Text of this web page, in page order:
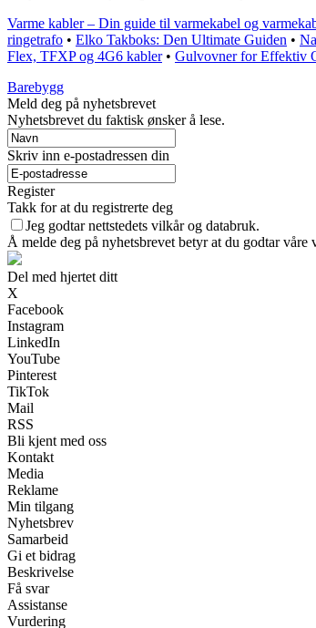
Varme kabler – Din guide til varmekabel og
ringetrafo • Elko Takboks: Den Ultimate Guiden •
Flex, TFXP og 4G6 kabler• Gulvovner for Effektiv
Barebygg
Meld deg på nyhetsbrevet
Nyhetsbrevet du faktisk ønsker å lese.
Skriv inn e-postadressen din
Register
Takk for at du registrerte deg
Jeg godtar nettstedets vilkår og databruk.
Å melde deg på nyhetsbrevet betyr at du godtar
Del med hjertet ditt
X
Facebook
Instagram
LinkedIn
YouTube
Pinterest
TikTok
Mail
RSS
Bli kjent med oss
Kontakt
Media
Reklame
Min tilgang
Nyhetsbrev
Samarbeid
Gi et bidrag
Beskrivelse
Få svar
Assistanse
Vurdering